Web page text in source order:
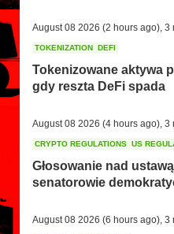
August 08 2026 (2 hours ago) 3
TOKENIZATION DEFI
Tokenizowane aktywa
gdy reszta DeFi spada
August 08 2026 (4 hours ago) 3
CRYPTO REGULATIONS US
Głosowanie nad
senatorowie
August 08 2026 (6 hours ago) 3